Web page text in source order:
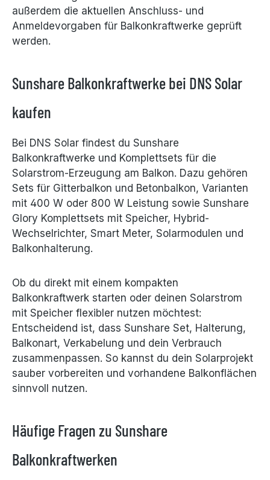
außerdem die aktuellen Anschluss- und
Anmeldevorgaben für Balkonkraftwerke geprüft
werden.
Sunshare Balkonkraftwerke bei DNS Solar
kaufen
Bei DNS Solar findest du Sunshare
Balkonkraftwerke und Komplettsets für die
Solarstrom-Erzeugung am Balkon. Dazu gehören
Sets für Gitterbalkon und Betonbalkon, Varianten
mit 400 W oder 800 W Leistung sowie Sunshare
Glory Komplettsets mit Speicher, Hybrid-
Wechselrichter, Smart Meter, Solarmodulen und
Balkonhalterung.
Ob du direkt mit einem kompakten
Balkonkraftwerk starten oder deinen Solarstrom
mit Speicher flexibler nutzen möchtest:
Entscheidend ist, dass Sunshare Set, Halterung,
Balkonart, Verkabelung und dein Verbrauch
zusammenpassen. So kannst du dein Solarprojekt
sauber vorbereiten und vorhandene Balkonflächen
sinnvoll nutzen.
Häufige Fragen zu Sunshare
Balkonkraftwerken